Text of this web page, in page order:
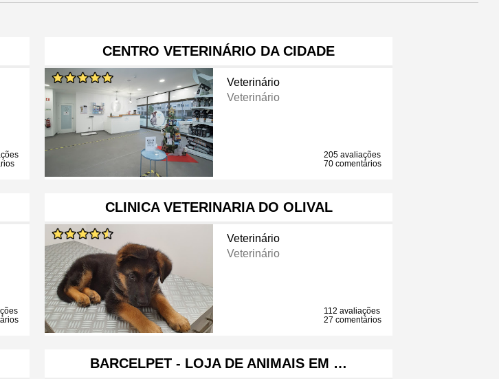
CENTRO VETERINÁRIO DA CIDADE
Veterinário
Veterinário
205 avaliações
70 comentários
CLINICA VETERINARIA DO OLIVAL
Veterinário
Veterinário
112 avaliações
27 comentários
BARCELPET - LOJA DE ANIMAIS EM …